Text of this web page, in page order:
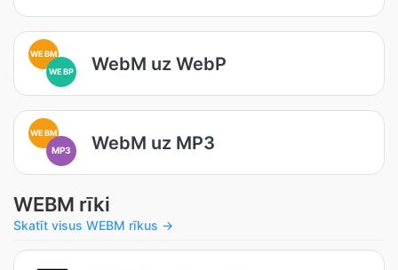
WEBM
WEBP
WebM uz WebP
WEBM
MP3 WebM uz MP3
WEBM rīki
Skatīt visus WEBM rīkus →